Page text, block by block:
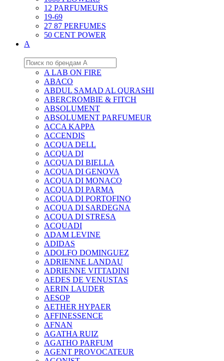
12 PARFUMEURS
19-69
27 87 PERFUMES
50 CENT POWER
A
A LAB ON FIRE
ABACO
ABDUL SAMAD AL QURASHI
ABERCROMBIE & FITCH
ABSOLUMENT
ABSOLUMENT PARFUMEUR
ACCA KAPPA
ACCENDIS
ACQUA DELL
ACQUA DI
ACQUA DI BIELLA
ACQUA DI GENOVA
ACQUA DI MONACO
ACQUA DI PARMA
ACQUA DI PORTOFINO
ACQUA DI SARDEGNA
ACQUA DI STRESA
ACQUADI
ADAM LEVINE
ADIDAS
ADOLFO DOMINGUEZ
ADRIENNE LANDAU
ADRIENNE VITTADINI
AEDES DE VENUSTAS
AERIN LAUDER
AESOP
AETHER HYPAER
AFFINESSENCE
AFNAN
AGATHA RUIZ
AGATHO PARFUM
AGENT PROVOCATEUR